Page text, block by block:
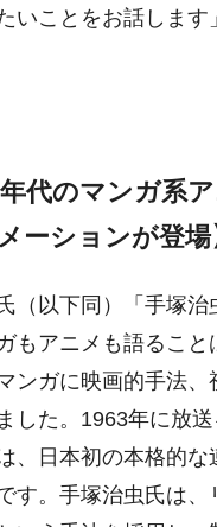
いことをお話します
年代のマンガ系
ーションが登場
（以下同）「手塚治
もアニメも語ること
ンガに映画的手法、
した。1963年に放
、日本初の本格的な
す。手塚治虫氏は、